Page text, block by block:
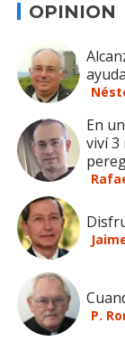
OPINION
En
viví 3
P.